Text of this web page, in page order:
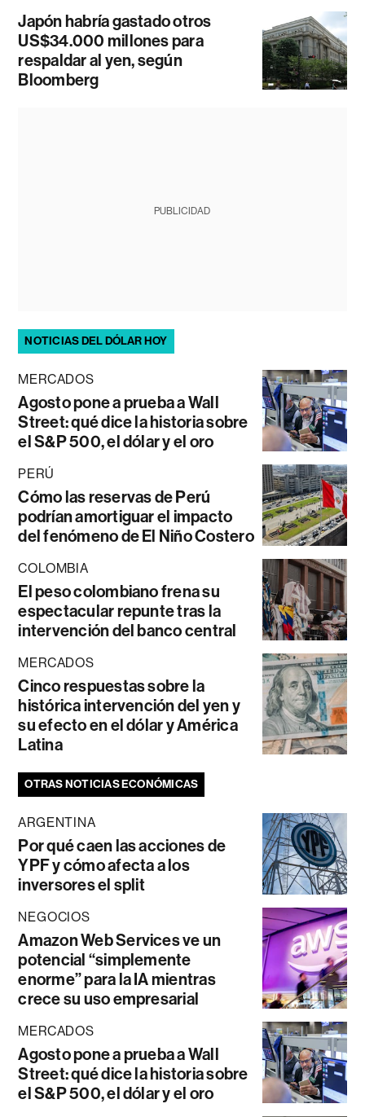
Japón habría gastado otros
US$34.000 millones para
respaldar al yen, según
Bloomberg
PUBLICIDAD
NOTICIAS DEL DÓLAR HOY
MERCADOS
Agosto pone a prueba a Wall
Street: qué dice la historia sobre
el S&P 500, el dólar y el oro
PERÚ
Cómo las reservas de Perú
podrían amortiguar el impacto
del fenómeno de El Niño Costero
COLOMBIA
El peso colombiano frena su
espectacular repunte tras la
intervención del banco central
MERCADOS
Cinco respuestas sobre la
histórica intervención del yen y
su efecto en el dólar y América
Latina
OTRAS NOTICIAS ECONÓMICAS
ARGENTINA
Por qué caen las acciones de
YPF y cómo afecta a los
inversores el split
NEGOCIOS
Amazon Web Services ve un
potencial “simplemente
enorme” para la IA mientras
crece su uso empresarial
MERCADOS
Agosto pone a prueba a Wall
Street: qué dice la historia sobre
el S&P 500, el dólar y el oro